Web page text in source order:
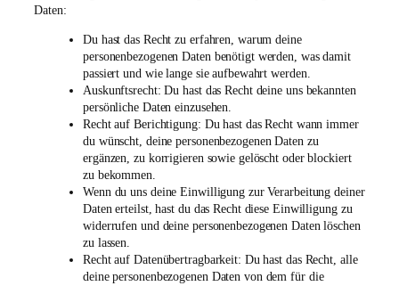
Daten:
Du hast das Recht zu erfahren, warum deine
personenbezogenen Daten benötigt werden, was damit
passiert und wie lange sie aufbewahrt werden.
Auskunftsrecht: Du hast das Recht deine uns bekannten
persönliche Daten einzusehen.
Recht auf Berichtigung: Du hast das Recht wann immer
du wünscht, deine personenbezogenen Daten zu
ergänzen, zu korrigieren sowie gelöscht oder blockiert
zu bekommen.
Wenn du uns deine Einwilligung zur Verarbeitung deiner
Daten erteilst, hast du das Recht diese Einwilligung zu
widerrufen und deine personenbezogenen Daten löschen
zu lassen.
Recht auf Datenübertragbarkeit: Du hast das Recht, alle
deine personenbezogenen Daten von dem für die